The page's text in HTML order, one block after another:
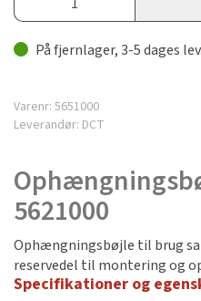
På fjernlager, 3-5 dages lev.
Varenr: 5651000
Leverandør: DCT
5621000
Ophængningsbøjle til brug
reservedel til montering og
Specifikationer og